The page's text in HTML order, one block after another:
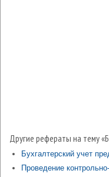
Другие рефераты на тему
Бухгалтерский учет
Проведение